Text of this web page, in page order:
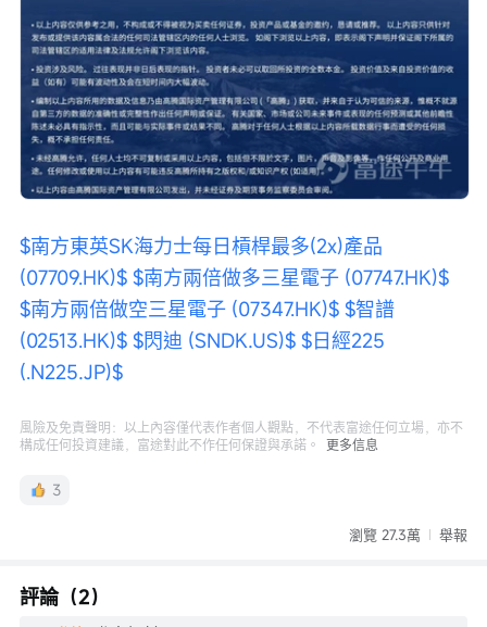
$南方東英SK海力士每日槓桿最多(2x)產品
(07709.HK)$ $南方兩倍做多三星電子 (07747.HK)$
$南方兩倍做空三星電子 (07347.HK)$ $智譜
(02513.HK)$ $閃迪 (SNDK.US)$ $日經225
(.N225.JP)$
風險及免責聲明：以上內容僅代表作者個人觀點，不代表富途任何立場，亦不
構成任何投資建議，富途對此不作任何保證與承諾。
更多信息
3
瀏覽 27.3萬 舉報
評論（2）